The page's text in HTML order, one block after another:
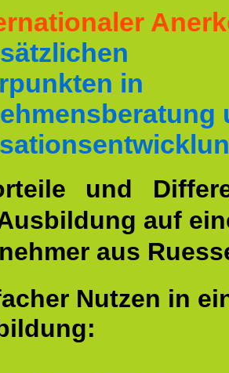
in
und
auf
aus
Nutzen in